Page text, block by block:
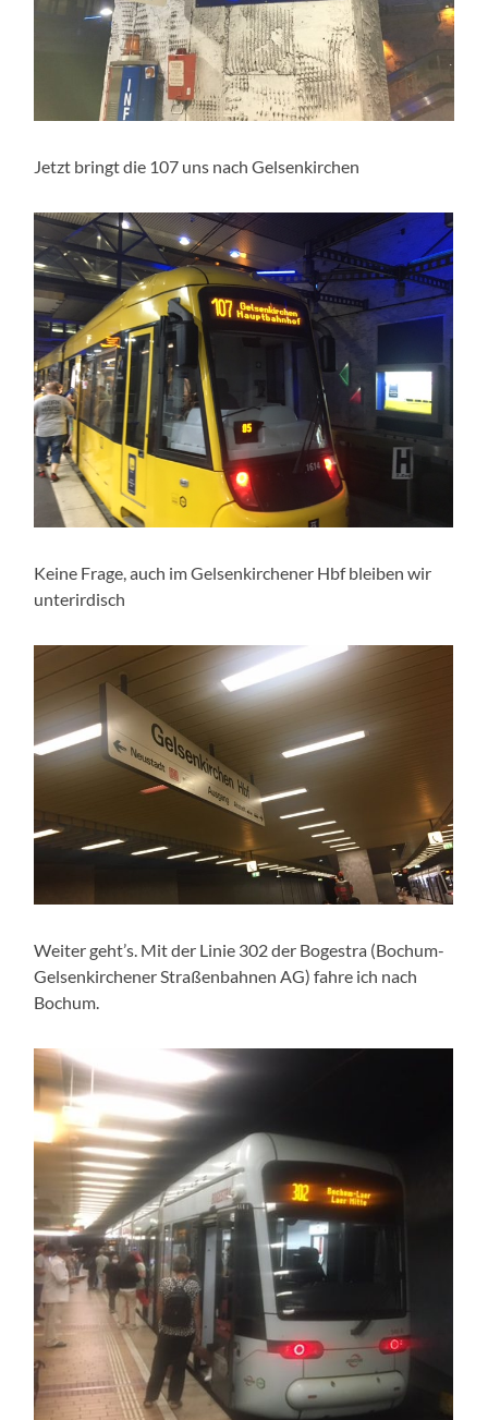
Jetzt bringt die 107 uns nach Gelsenkirchen
Keine Frage, auch im Gelsenkirchener Hbf bleiben wir
unterirdisch
Weiter geht’s. Mit der Linie 302 der Bogestra (Bochum-
Gelsenkirchener Straßenbahnen AG) fahre ich nach
Bochum.